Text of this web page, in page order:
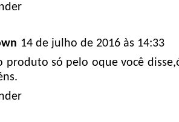
14 de julho de 2016 às 14:33
produto só pelo oque você